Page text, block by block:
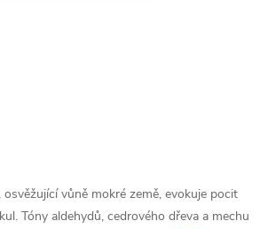
osvěžující vůně mokré země, evokuje pocit
Tóny aldehydů, cedrového dřeva a mechu